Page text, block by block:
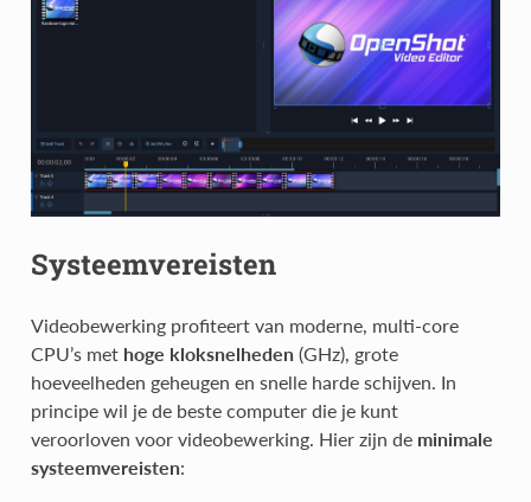
Systeemvereisten
Videobewerking profiteert van moderne, multi-core
CPU’s met hoge kloksnelheden(GHz), grote
hoeveelheden geheugen en snelle harde schijven. In
principe wil je de beste computer die je kunt
veroorloven voor videobewerking. Hier zijn de minimale
systeemvereisten: